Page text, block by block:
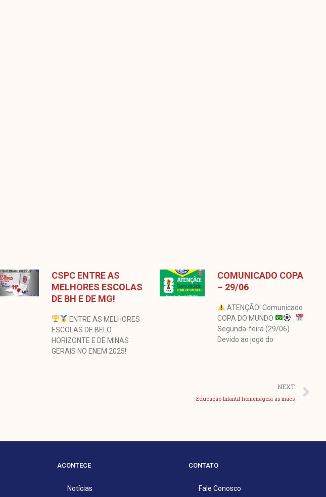
CSPC ENTRE AS
MELHORES ESCOLAS
DE BH E DE MG!
ENTRE AS MELHORES
ESCOLAS DE BELO
HORIZONTE E DE MINAS
GERAIS NO ENEM 2025!
COMUNICADO COPA
– 29/06
ATENÇÃO! Comunicado
COPA DO MUNDO
Segunda-feira (29/06)
Devido ao jogo do
NEXT
Educação Infantil homenageia as mães
ACONTECE
Notícias
CONTATO
Fale Conosco